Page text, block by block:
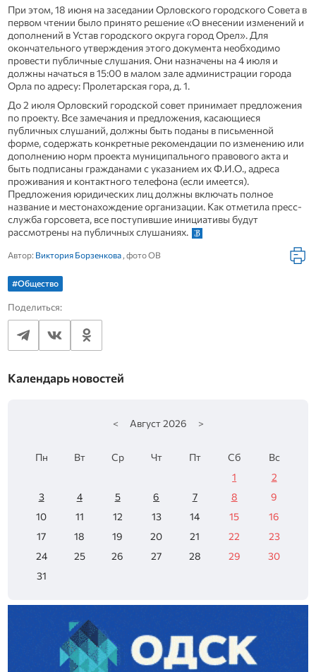
При этом, 18 июня на заседании Орловского городского Совета в
первом чтении было принято решение «О внесении изменений и
дополнений в Устав городского округа город Орел». Для
окончательного утверждения этого документа необходимо
провести публичные слушания. Они назначены на 4 июля и
должны начаться в 15:00 в малом зале администрации города
Орла по адресу: Пролетарская гора, д. 1.
До 2 июля Орловский городской совет принимает предложения
по проекту. Все замечания и предложения, касающиеся
публичных слушаний, должны быть поданы в письменной
форме, содержать конкретные рекомендации по изменению или
дополнению норм проекта муниципального правового акта и
быть подписаны гражданами с указанием их Ф.И.О., адреса
проживания и контактного телефона (если имеется).
Предложения юридических лиц должны включать полное
название и местонахождение организации. Как отметила пресс-
служба горсовета, все поступившие инициативы будут
рассмотрены на публичных слушаниях.
Автор: Виктория Борзенкова, фото ОВ
#Общество
Поделиться:
Календарь новостей
< Август 2026 >
Пн Вт Ср Чт Пт Сб
Вс
1
2
3
4 5 6 7 8
9
10
11 12 13 14 15
16
17
18 19 20 21 22
23
24
25 26 27 28 29
30
31